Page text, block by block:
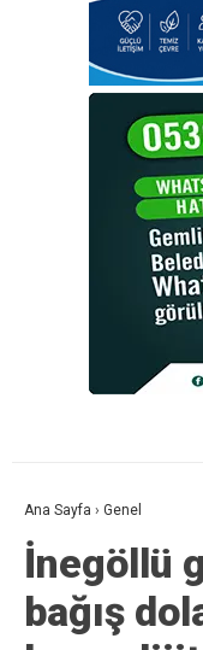
Ana Sayfa › Genel
İnegöllü
bağış